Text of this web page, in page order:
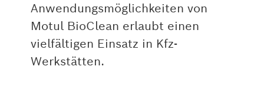
Anwendungsmöglichkeiten von
Motul BioClean erlaubt einen
vielfältigen Einsatz in Kfz-
Werkstätten.